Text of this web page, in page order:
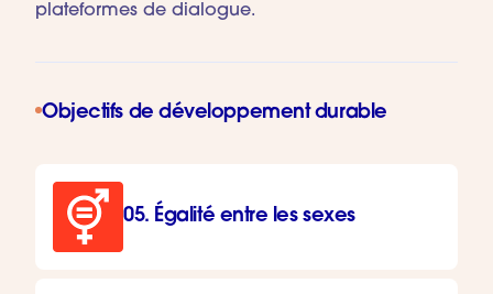
plateformes de dialogue.
Objectifs de développement durable
05. Égalité entre les sexes